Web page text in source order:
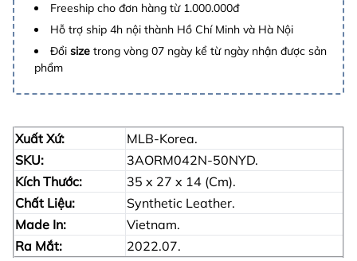
Freeship cho đơn hàng từ 1.000.000đ
Hỗ trợ ship 4h nội thành Hồ Chí Minh và Hà Nội
Đổi size trong vòng 07 ngày kể từ ngày nhận được sản
phẩm
Xuất Xứ:
MLB-Korea.
SKU:
3AORM042N-50NYD.
Kích Thước:
35 x 27 x 14 (Cm).
Chất Liệu:
Synthetic Leather.
Made In:
Vietnam.
Ra Mắt:
2022.07.